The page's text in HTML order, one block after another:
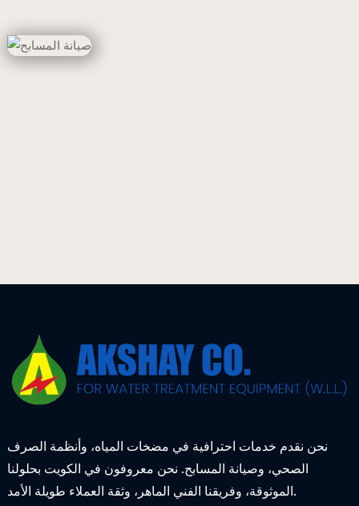
نحن نقدم خدمات احترافية في مضخات المياه، وأنظمة الصرف
الصحي، وصيانة المسابح. نحن معروفون في الكويت بحلولنا
الموثوقة، وفريقنا الفني الماهر، وثقة العملاء طويلة الأمد.